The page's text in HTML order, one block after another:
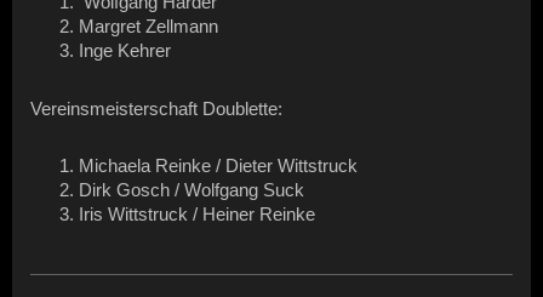
Margret Zellmann
Inge Kehrer
Vereinsmeisterschaft Doublette:
Michaela Reinke / Dieter Wittstruck
Dirk Gosch / Wolfgang Suck
Iris Wittstruck / Heiner Reinke